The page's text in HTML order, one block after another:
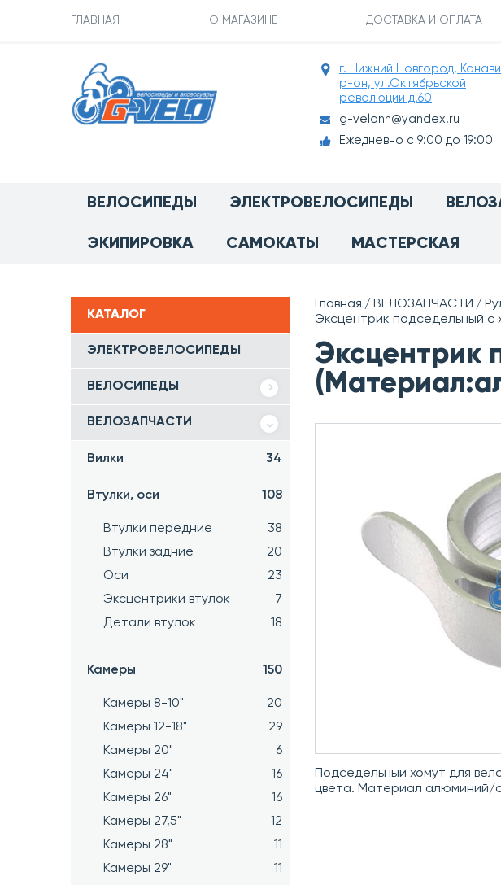
ГЛАВНАЯ О МАГАЗИНЕ ДОСТАВКА И ОПЛАТА
г. Нижний Новгород,
р-он, ул.Октябрьской
революции д.60
g-velonn@yandex.ru
Ежедневно с 9:00 до 19:00
ВЕЛОСИПЕДЫ ЭЛЕКТРОВЕЛОСИПЕДЫ
ЭКИПИРОВКА САМОКАТЫ МАСТЕРСКАЯ
КАТАЛОГ
ЭЛЕКТРОВЕЛОСИПЕДЫ
ВЕЛОСИПЕДЫ
ВЕЛОЗАПЧАСТИ
Вилки 34
Втулки, оси 108
Втулки передние
38
Втулки задние
20
Оси
23
Эксцентрики втулок
7
Детали втулок
18
Камеры 150
Камеры 8-10"
20
Камеры 12-18"
29
Камеры 20"
6
Камеры 24"
16
Камеры 26"
16
Камеры 27,5"
12
Камеры 28"
11
Камеры 29"
11
Главная ВЕЛОЗАПЧАСТИ
Эксцентрик подседельный с
Эксцентрик
Подседельный хомут для
цвета. Материал алюминий/